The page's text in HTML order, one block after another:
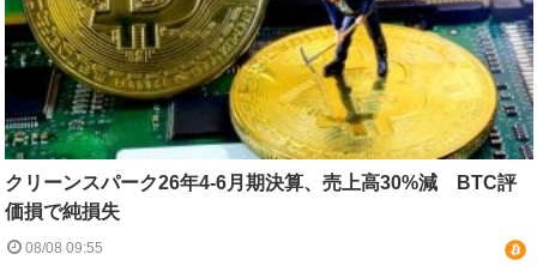
クリーンスパーク26年4-6月期決算、売上高30%減 BTC評
価損で純損失
08/08 09:55